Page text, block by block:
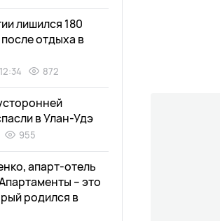
лишился 180
отдыха в
12:34 872
в Улан-Удэ
955
апарт-отель
– это
родился в